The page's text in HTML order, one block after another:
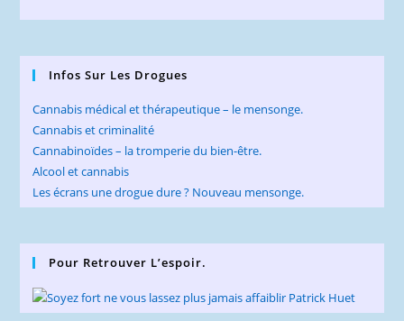
Infos Sur Les Drogues
Cannabis médical et thérapeutique – le mensonge.
Cannabis et criminalité
Cannabinoïdes – la tromperie du bien-être.
Alcool et cannabis
Les écrans une drogue dure ? Nouveau mensonge.
Pour Retrouver L’espoir.